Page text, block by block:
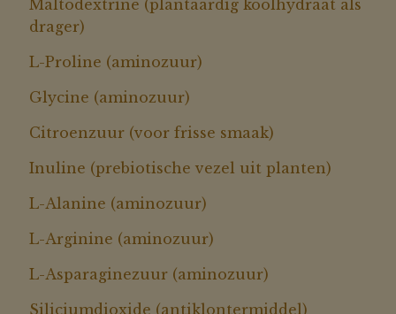
Maltodextrine (plantaardig koolhydraat als
drager)
L-Proline (aminozuur)
Glycine (aminozuur)
Citroenzuur (voor frisse smaak)
Inuline (prebiotische vezel uit planten)
L-Alanine (aminozuur)
L-Arginine (aminozuur)
L-Asparaginezuur (aminozuur)
Siliciumdioxide (antiklontermiddel)